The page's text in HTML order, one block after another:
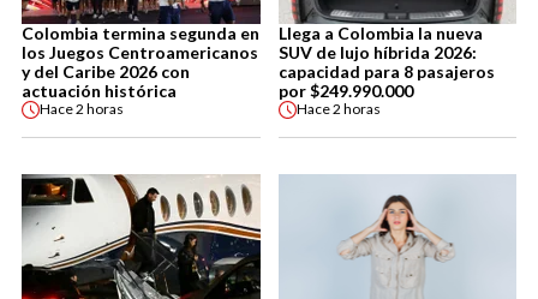
Colombia termina segunda en
los Juegos Centroamericanos
y del Caribe 2026 con
actuación histórica
Hace2 horas
Llega a Colombia la nueva
SUV de lujo híbrida 2026:
capacidad para 8 pasajeros
por $249.990.000
Hace2 horas